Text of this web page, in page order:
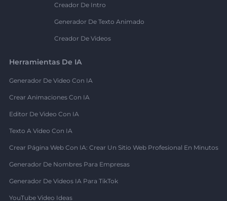
Creador De Intro
Generador De Texto Animado
Creador De Videos
Herramientas De IA
Generador De Video Con IA
Crear Animaciones Con IA
Editor De Video Con IA
Texto A Video Con IA
Crear Página Web Con IA: Crear Un Sitio Web Profesional En Minutos
Generador De Nombres Para Empresas
Generador De Videos IA Para TikTok
YouTube Video Ideas